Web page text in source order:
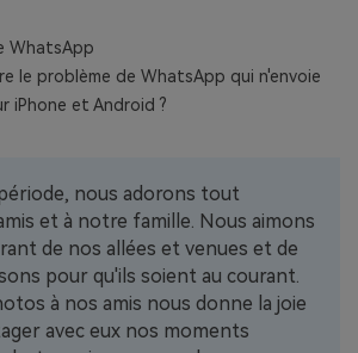
WhatsApp
le problème de WhatsApp qui n'envoie
iPhone et Android ?
nous adorons tout
et à notre famille. Nous aimons
de nos allées et venues et de
pour qu'ils soient au courant.
à nos amis nous donne la joie
avec eux nos moments